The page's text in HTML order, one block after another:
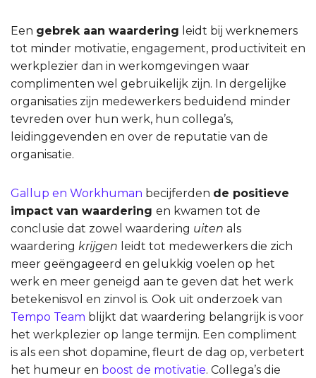
Een gebrek aan waardering leidt bij werknemers
tot minder motivatie, engagement, productiviteit en
werkplezier dan in werkomgevingen waar
complimenten wel gebruikelijk zijn. In dergelijke
organisaties zijn medewerkers beduidend minder
tevreden over hun werk, hun collega’s,
leidinggevenden en over de reputatie van de
organisatie.
Gallup en Workhuman becijferden de positieve
impact van waardering en kwamen tot de
conclusie dat zowel waardering uiten als
waardering krijgen leidt tot medewerkers die zich
meer geëngageerd en gelukkig voelen op het
werk en meer geneigd aan te geven dat het werk
betekenisvol en zinvol is. Ook uit onderzoek van
Tempo Team blijkt dat waardering belangrijk is voor
het werkplezier op lange termijn. Een compliment
is als een shot dopamine, fleurt de dag op, verbetert
het humeur en boost de motivatie. Collega’s die